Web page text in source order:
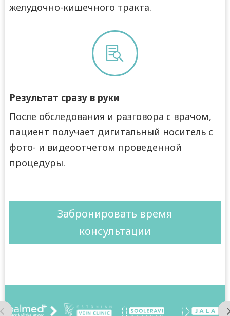
желудочно-кишечного тракта.

Результат сразу в руки
После обследования и разговора с врачом,
пациент получает дигитальный носитель с
фото- и видеоотчетом проведенной
процедуры.
Забронировать время
консультации